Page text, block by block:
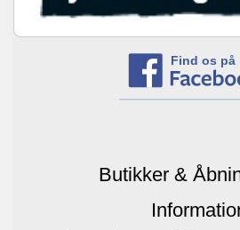
Find os på
Butikker &